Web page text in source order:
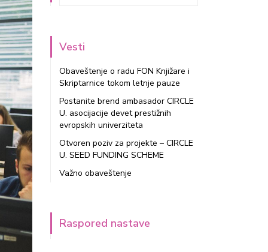
Vesti
Obaveštenje o radu FON Knjižare i
Skriptarnice tokom letnje pauze
Postanite brend ambasador CIRCLE
U. asocijacije devet prestižnih
evropskih univerziteta
Otvoren poziv za projekte – CIRCLE
U. SEED FUNDING SCHEME
Važno obaveštenje
Raspored nastave